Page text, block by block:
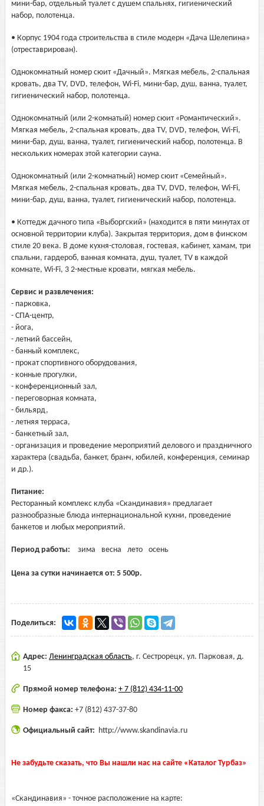
мини-бар, отдельный туалет с душем спальнях, гигиенический
набор, полотенца.
• Корпус 1904 года строительства в стиле модерн «Дача Шелепина»
(отреставрирован).
Однокомнатный номер сюит «Дачный». Мягкая мебель, 2-спальная
кровать, два TV, DVD, телефон, Wi-Fi, мини-бар, душ, ванна, туалет,
гигиенический набор, полотенца.
Однокомнатный (или 2-комнатый) номер сюит «Романтический».
Мягкая мебель, 2-спальная кровать, два TV, DVD, телефон, Wi-Fi,
мини-бар, душ, ванна, туалет, гигиенический набор, полотенца. В
нескольких номерах этой категории сауна.
Однокомнатный (или 2-комнатный) номер сюит «Семейный».
Мягкая мебель, 2-спальная кровать, два TV, DVD, телефон, Wi-Fi,
мини-бар, душ, ванна, туалет, гигиенический набор, полотенца.
• Коттедж дачного типа «Выборгский» (находится в пяти минутах от
основной территории клуба). Закрытая территория, дом в финском
стиле 20 века. В доме кухня-столовая, гостевая, кабинет, хамам, три
спальни, гардероб, ванная комната, душ, туалет, TV в каждой
комнате, Wi-Fi, 3 2-местные кровати, мягкая мебель.
Сервис и развлечения:
- парковка,
- СПА-центр,
- йога,
- летний бассейн,
- банный комплекс,
- прокат спортивного оборудования,
- конные прогулки,
- конференционный зал,
- переговорная комната,
- бильярд,
- летняя терраса,
- банкетный зал,
- организация и проведение мероприятий делового и праздничного
характера (свадьба, банкет, бранч, юбилей, конференция, семинар
и др.).
Питание:
Ресторанный комплекс клуба «Скандинавия» предлагает
разнообразные блюда интернациональной кухни, проведение
банкетов и любых мероприятий.
Период работы: зима весна лето осень
Цена за сутки начинается от: 5 500р.
Поделиться:
Адрес: Ленинградская область, г. Сестрорецк, ул. Парковая, д.
15
Прямой номер телефона: + 7 (812) 434-11-00
Номер факса: +7 (812) 437-37-80
Официальный сайт: http://www.skandinavia.ru
Не забудьте сказать, что Вы нашли нас на сайте «Каталог Турбаз»
«Скандинавия» - точное расположение на карте: